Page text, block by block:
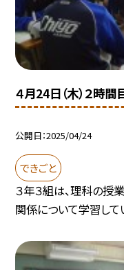
４月24日（木）２時間
公開日 2025/04/24
できごと
３年３組は、理科の授
関係について学習して